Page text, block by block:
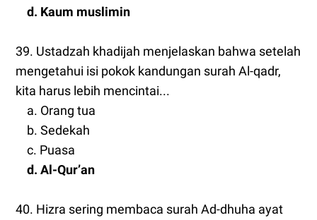
d. Kaum muslimin
39. Ustadzah khadijah menjelaskan bahwa setelah
mengetahui isi pokok kandungan surah Al-qadr,
kita harus lebih mencintai...
a. Orang tua
b. Sedekah
c. Puasa
d. Al-Qur’an
40. Hizra sering membaca surah Ad-dhuha ayat